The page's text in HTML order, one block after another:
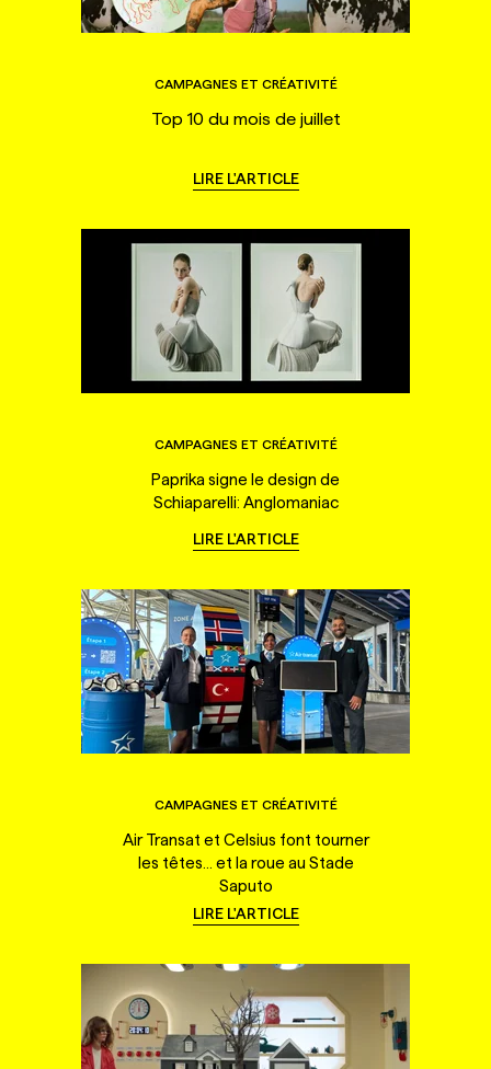
CAMPAGNES ET CRÉATIVITÉ
Top 10 du mois de juillet
LIRE L'ARTICLE
CAMPAGNES ET CRÉATIVITÉ
Paprika signe le design de
Schiaparelli: Anglomaniac
LIRE L'ARTICLE
CAMPAGNES ET CRÉATIVITÉ
Air Transat et Celsius font tourner
les têtes... et la roue au Stade
Saputo
LIRE L'ARTICLE